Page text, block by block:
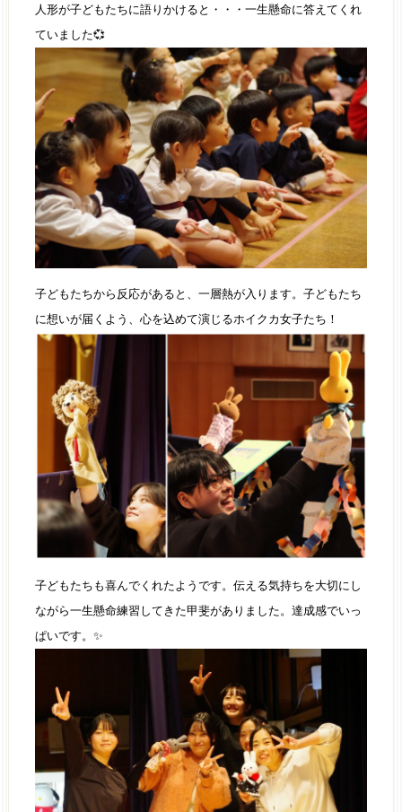
人形が子どもたちに語りかけると・・・一生懸命に答えてくれ
ていました💞
子どもたちから反応があると、一層熱が入ります。子どもたち
に想いが届くよう、心を込めて演じるホイクカ女子たち！
子どもたちも喜んでくれたようです。伝える気持ちを大切にし
ながら一生懸命練習してきた甲斐がありました。達成感でいっ
ぱいです。✨